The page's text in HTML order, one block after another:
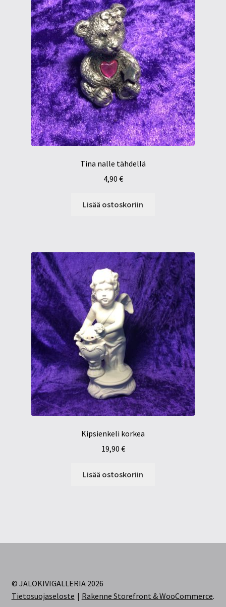
Tina nalle tähdellä
4,90 €
Lisää ostoskoriin
Kipsienkeli korkea
19,90 €
Lisää ostoskoriin
© JALOKIVIGALLERIA 2026
Tietosuojaseloste
Rakenne Storefront & WooCommerce.